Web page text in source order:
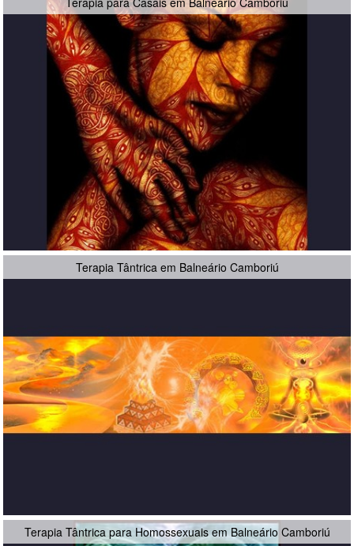
Terapia Tântrica em Balneário Camboriú
Terapia Tântrica para Homossexuais em Balneário Camboriú